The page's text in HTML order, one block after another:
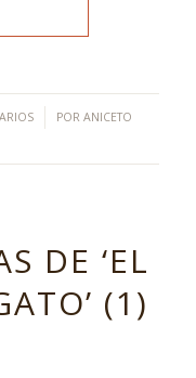
POR ANICETO
DE ‘EL
(1)